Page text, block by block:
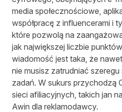
media społecznościowe,
współpracę z influencerami i
które pozwolą na
jak największej liczbie
wiadomość jest taka, że
nie musisz zatrudniać
zadań. W sukurs przychodzą
sieci afiliacyjnych, takich jan
Awin dla reklamodawcy.